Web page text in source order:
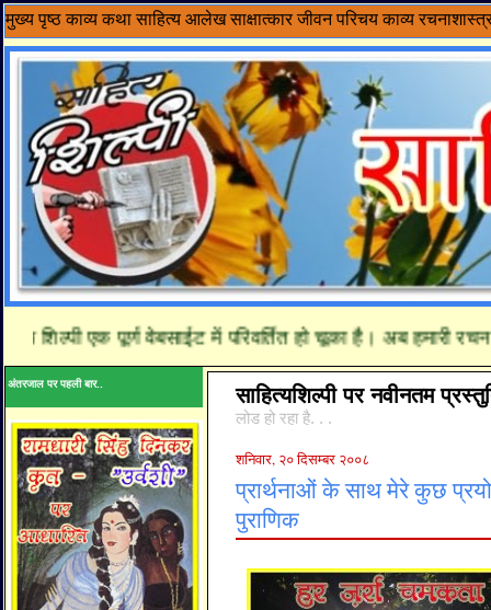
मुख्य पृष्ठ काव्य कथा साहित्य आलेख साक्षात्कार जीवन परिचय काव्य
एक पूर्ण वेबसाईट में परिवर्तित हो चूका है। अब हमारी
अंतरजाल पर पहली बार.. साहित्यशिल्पी पर नवीनतम
लोड हो रहा है. . .
शनिवार, २० दिसम्बर २००८
प्रार्थनाओं के साथ मेरे कुछ
पुराणिक